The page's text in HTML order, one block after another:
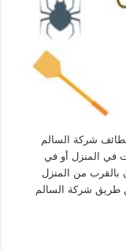
شركة السالم
في المنزل أو في
بالقرب من المنزل
طريق شركة السالم